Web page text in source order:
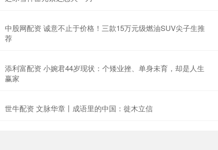
中股网配资 诚意不止于价格！三款15万元级燃油SUV尖子生推
荐
添利富配资 小婉君44岁现状：个矮业挫、单身未育，却是人生
赢家
世牛配资 文脉华章丨成语里的中国：徙木立信